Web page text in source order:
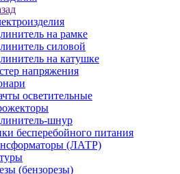
на рамке
силовой
на катушке
напряжения
осветительные
шнур
бесперебойного питания
(ЛАТР)
(бензорезы)